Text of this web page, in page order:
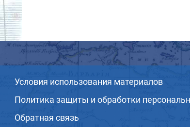
Условия использования материалов
Политика защиты и обработки
Обратная связь